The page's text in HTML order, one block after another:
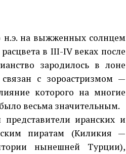
на выжженных солнцем
в III-IV веках после
зародилось в лоне
с зороастризмом —
которого на многие
весьма значительным.
иранских и
пиратам (Киликия —
нынешней Турции),